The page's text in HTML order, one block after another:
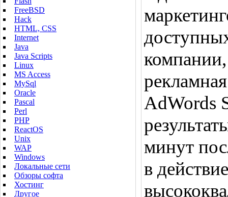
FreeBSD
Hack
HTML, CSS
Internet
Java
Java Scripts
Linux
MS Access
MySql
Oracle
Pascal
Perl
PHP
ReactOS
Unix
WAP
Windows
Локальные сети
Обзоры софта
Хостинг
Другое
AdWords
минут
в действие